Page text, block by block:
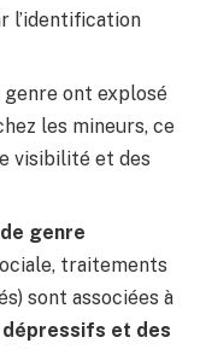
l’identification
ont explosé
les mineurs, ce
visibilité et des
genre
traitements
sont associées à
et des